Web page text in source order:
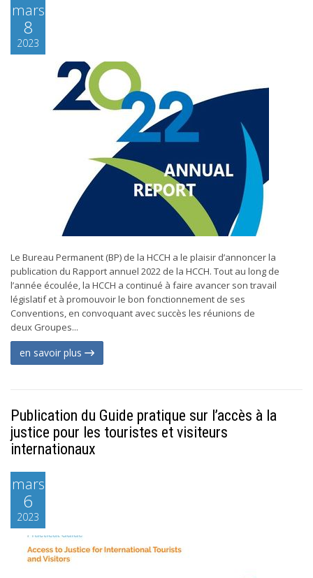
mars
8
2023
Le Bureau Permanent (BP) de la HCCH a le plaisir d’annoncer la
publication du Rapport annuel 2022 de la HCCH. Tout au long de
l’année écoulée, la HCCH a continué à faire avancer son travail
législatif et à promouvoir le bon fonctionnement de ses
Conventions, en convoquant avec succès les réunions de
deux Groupes...
en savoir plus
Publication du Guide pratique sur l’accès à la
justice pour les touristes et visiteurs
internationaux
mars
6
2023